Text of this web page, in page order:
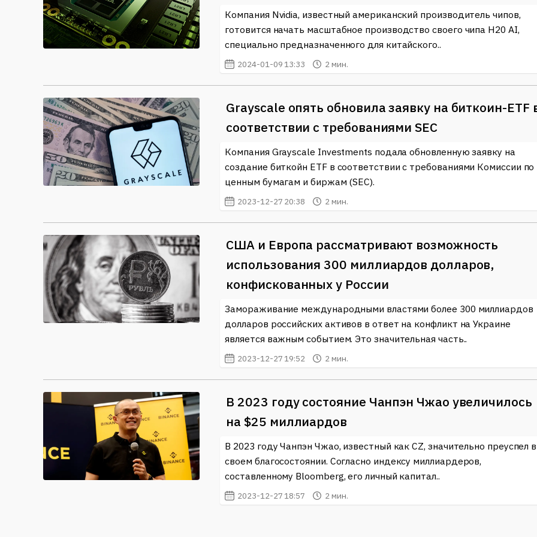
Компания Nvidia, известный американский производитель чипов,
готовится начать масштабное производство своего чипа H20 AI,
специально предназначенного для китайского..
2024-01-09 13:33 2 мин.
Grayscale опять обновила заявку на биткоин-ETF
соответствии с требованиями SEC
Компания Grayscale Investments подала обновленную заявку на
создание биткойн ETF в соответствии с требованиями Комиссии по
ценным бумагам и биржам (SEC).
2023-12-27 20:38 2 мин.
США и Европа рассматривают возможность
использования 300 миллиардов долларов,
конфискованных у России
Замораживание международными властями более 300 миллиардов
долларов российских активов в ответ на конфликт на Украине
является важным событием. Это значительная часть..
2023-12-27 19:52 2 мин.
В 2023 году состояние Чанпэн Чжао увеличилось
на $25 миллиардов
В 2023 году Чанпэн Чжао, известный как CZ, значительно преуспел в
своем благосостоянии. Согласно индексу миллиардеров,
составленному Bloomberg, его личный капитал..
2023-12-27 18:57 2 мин.